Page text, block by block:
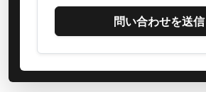
問い合わせを送信